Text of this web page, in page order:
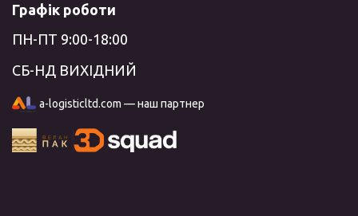
Графік роботи
ПН-ПТ 9:00-18:00
СБ-НД ВИХІДНИЙ
a-logisticltd.com — наш партнер